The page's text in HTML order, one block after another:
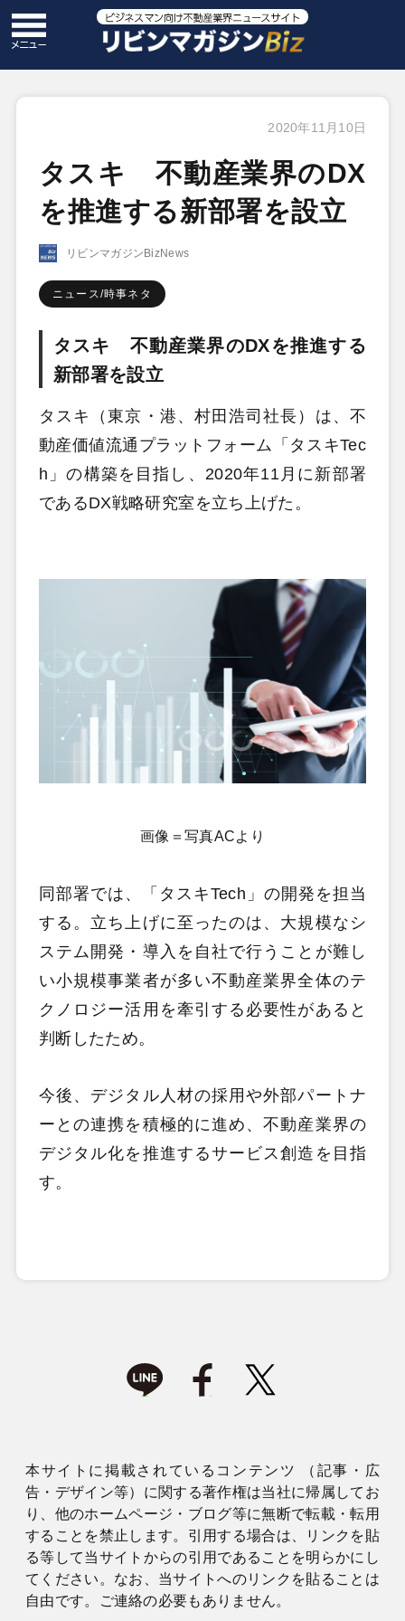
2020年11月10日
タスキ 不動産業界のDX
を推進する新部署を設立
リビンマガジンBizNews
ニュース/時事ネタ
タスキ 不動産業界のDXを推進する
新部署を設立
タスキ（東京・港、村田浩司社長）は、不
動産価値流通プラットフォーム「タスキTec
h」の構築を目指し、2020年11月に新部署
であるDX戦略研究室を立ち上げた。
画像＝写真ACより
同部署では、「タスキTech」の開発を担当
する。立ち上げに至ったのは、大規模なシ
ステム開発・導入を自社で行うことが難し
い小規模事業者が多い不動産業界全体のテ
クノロジー活用を牽引する必要性があると
判断したため。
今後、デジタル人材の採用や外部パートナ
ーとの連携を積極的に進め、不動産業界の
デジタル化を推進するサービス創造を目指
す。
本サイトに掲載されているコンテンツ （記事・広
告・デザイン等）に関する著作権は当社に帰属してお
り、他のホームページ・ブログ等に無断で転載・転用
することを禁止します。引用する場合は、リンクを貼
る等して当サイトからの引用であることを明らかにし
てください。なお、当サイトへのリンクを貼ることは
自由です。ご連絡の必要もありません。